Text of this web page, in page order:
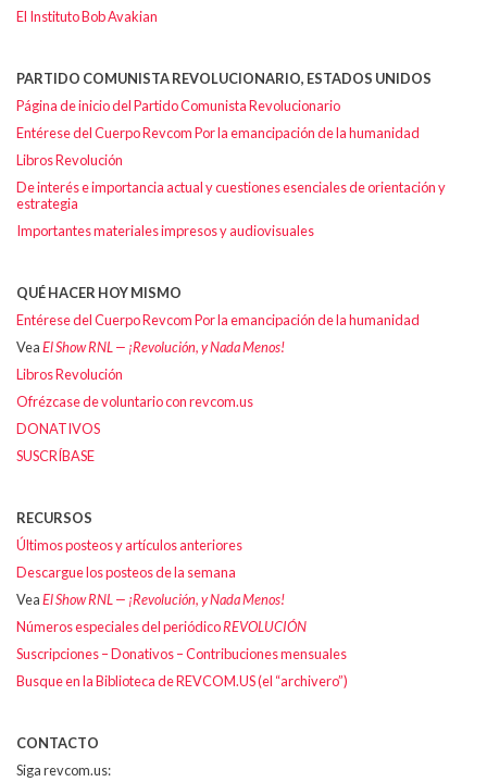
El Instituto Bob Avakian
PARTIDO COMUNISTA REVOLUCIONARIO, ESTADOS UNIDOS
Página de inicio del Partido Comunista Revolucionario
Entérese del Cuerpo Revcom Por la emancipación de la humanidad
Libros Revolución
De interés e importancia actual y cuestiones esenciales de orientación y
estrategia
Importantes materiales impresos y audiovisuales
QUÉ HACER HOY MISMO
Entérese del Cuerpo Revcom Por la emancipación de la humanidad
VeaEl Show RNL — ¡Revolución, y Nada Menos!
Libros Revolución
Ofrézcase de voluntario con revcom.us
DONATIVOS
SUSCRÍBASE
RECURSOS
Últimos posteos y artículos anteriores
Descargue los posteos de la semana
VeaEl Show RNL — ¡Revolución, y Nada Menos!
Números especiales del periódicoREVOLUCIÓN
Suscripciones – Donativos – Contribuciones mensuales
Busque en la Biblioteca de REVCOM.US (el “archivero”)
CONTACTO
Siga revcom.us: